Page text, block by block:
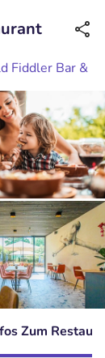
bis 23:00 Uhr
Fiddler Bar &
Zum